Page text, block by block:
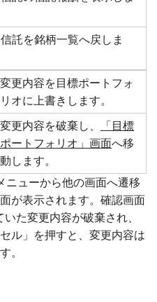
託を銘柄一覧へ戻しま
変更内容を目標ポートフォ
リオに上書きします。
変更内容を破棄し、
「目標
ポートフォリオ」画面へ移
動します。
ニューから他の画面へ遷移
が表示されます。確認画面
た変更内容が破棄され、
ル」を押すと、変更内容は
。